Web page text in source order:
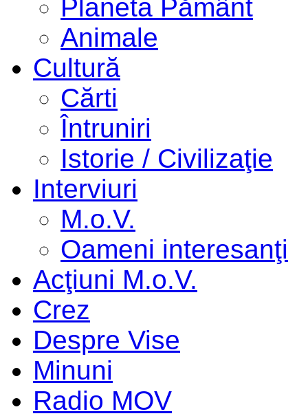
Planeta Pământ
Animale
Cultură
Cărti
Întruniri
Istorie / Civilizaţie
Interviuri
M.o.V.
Oameni interesanţi
Acţiuni M.o.V.
Crez
Despre Vise
Minuni
Radio MOV